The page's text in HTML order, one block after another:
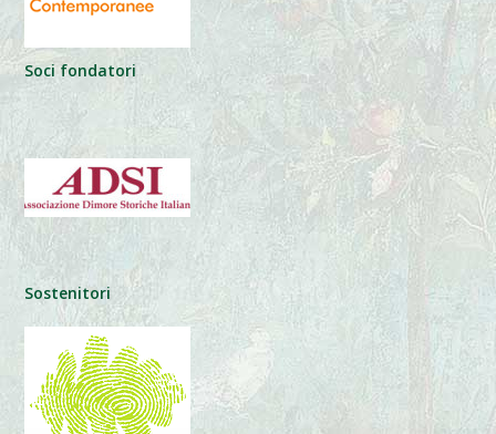
Soci fondatori
Sostenitori